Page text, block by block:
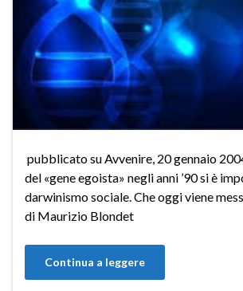
pubblicato su Avvenire, 20 gennaio
del «gene egoista» negli anni ’90 si è
darwinismo sociale. Che oggi viene
di Maurizio Blondet
Continua a leggere